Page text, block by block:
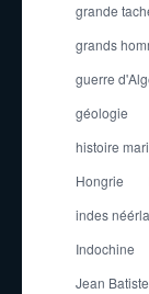
grande
grands
guerre
géologie
histoire
Hongrie
indes
Indochine
Jean